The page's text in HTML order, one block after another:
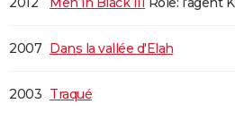
2007 Dans la vallée d'Elah
2003 Traqué